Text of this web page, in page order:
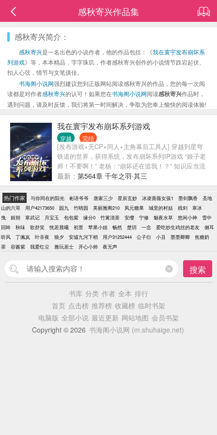
感秋寄兴作品集
感秋寄兴简介：
感秋寄兴是一名出色的小说作者，他的作品包括：《我在寰宇发布崩坏系
列游戏》等，本本精品，字字珠玑，作者感秋寄兴创作的小说情节跌宕起伏、
扣人心弦，情节与文笔俱佳。
书海阁小说网强烈建议您到正版网站阅读感秋寄兴的作品，您的每一次阅
读都是对作者感秋寄兴的认可！如果您在书海阁小说网阅读感秋寄兴作品时，
遇到问题，请及时反馈，我们将第一时间解决，争取为您奉上愉快的阅读体验!
我在寰宇发布崩坏系列游戏
穿越 完结
[发布游戏+无CP+同人+主角幕后工具人] 穿越到星穹
铁道的世界，获得系统，发布崩坏系列IP游戏 “姬子老
师！不要啊！” 老杨：“崩坏还在追我！？” 知识应当流
通与分享，真理亦是如此，我代表我个人，要求给予
所有开拓者接受教育的机会！ “义父！果真吗？义
父！” 剧情把玩家刀到哭，到了匹诺康尼玩家们都傻了
（主要写崩三和崩铁，崩三是写主线剧情，活动剧情
一类很少描写。）
最新： 第564章 千年之羽·其三
热门作家 与你同在的阳光 彬语爷爷 唐家三少 星辰玄妙 冰凌蔷薇女孩1 墨剑飘香
圣地
山的六哥
用户42173650 园九 竹晴园 美丽雅阁210 凤元糖果 城里的村姑 残剑
寒冰
曳
姬朔 寒武记 月宝玉 包包紫 缘分0 竹篱清茶 安缨 宁修 魅夜水草 悠闲小神
雪中
回眸
秋味 歌舒笑 恍若晨曦 初景 苹果小姐 畅然 楚玥 一念 爱吃炒生鸡丝的老友
侧耳
听风
丁佩岚 叶非夜 狼夕 安墟九河下梢 用户31252444 公子衍 小丑 墨墨卿卿
焦糖奶
茶
容酱紫 我爱红尘 雅玩居士 开心小帅 夜无声
搜索
书库 分类 作者 全本 排行
首页 点击榜 推荐榜 收藏榜 临时书架
电脑版 全部小说 最近更新 网站地图 会员书架
Copyright © 2026 书海阁小说网 (m.shuhaige.net)